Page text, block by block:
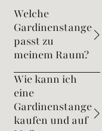
Welche
Gardinenstange
passt zu
meinem Raum?
Wie kann ich
eine
Gardinenstange
kaufen und auf